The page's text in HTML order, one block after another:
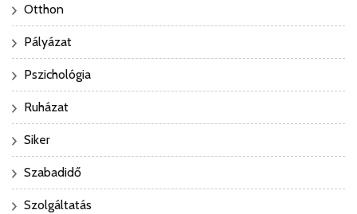
Otthon
Pályázat
Pszichológia
Ruházat
Siker
Szabadidő
Szolgáltatás